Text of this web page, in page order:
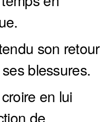
son retour
blessures.
en lui
de